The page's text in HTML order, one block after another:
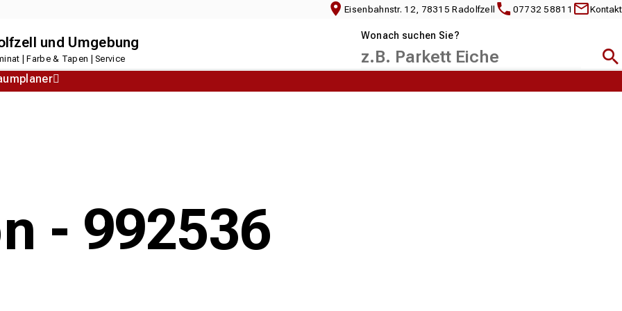
Eisenbahnstr. 12, 78315 Radolfzell 07732 58811 Kontakt
und Umgebung
| Farbe & Tapen | Service
Wonach suchen Sie?
- 992536